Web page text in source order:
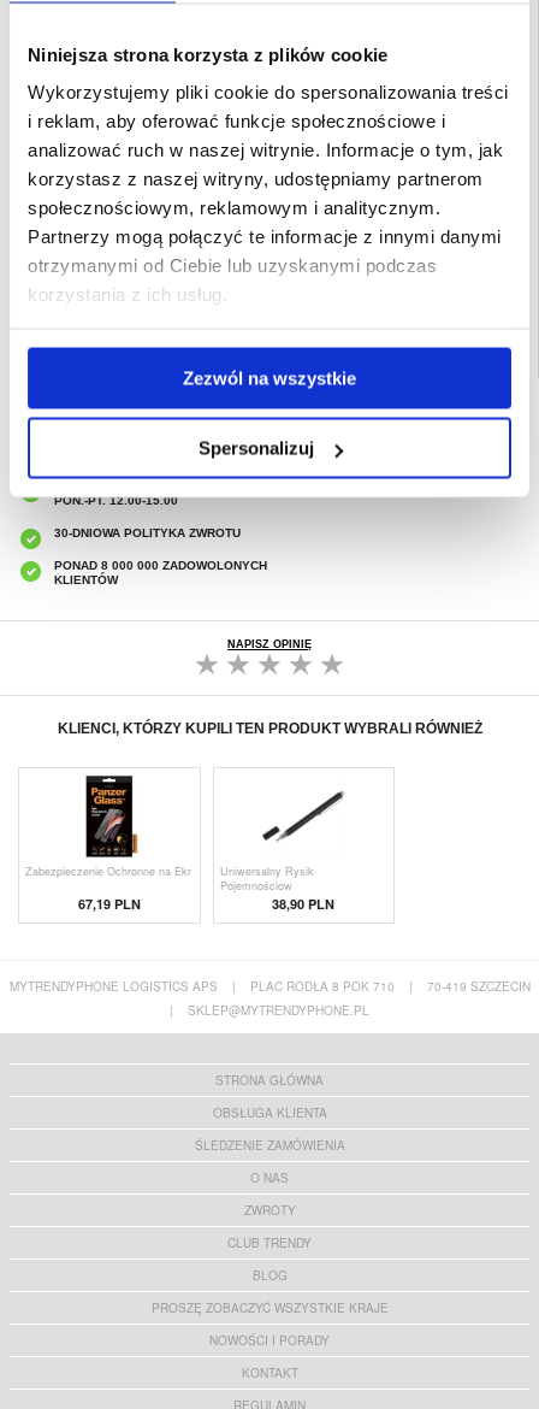
Niniejsza strona korzysta z plików cookie
Wykorzystujemy pliki cookie do spersonalizowania treści
i reklam, aby oferować funkcje społecznościowe i
analizować ruch w naszej witrynie. Informacje o tym, jak
korzystasz z naszej witryny, udostępniamy partnerom
społecznościowym, reklamowym i analitycznym.
Partnerzy mogą połączyć te informacje z innymi danymi
otrzymanymi od Ciebie lub uzyskanymi podczas
korzystania z ich usług.
Zezwól na wszystkie
Spersonalizuj
Naprawa:
Chętnie wyręczymy Państwa w usuwaniu usterek. Nasi wykwalifikowani
wymianie uszkodzonej części urządzenie będzie działać jak nowe. Naprawy
skrócić czas oczekiwania.
Naprawa LCD i Ekranu Dotykowego iPad Pro 12.9 (2017)
tabletów,Etui & Akcesoria iPad, iPad Pro 12.9 (2. Gen) Etui & Akcesoria
SZYBKA DOSTAWA
PON.-PT. 12.00-15.00
30-DNIOWA POLITYKA ZWROTU
PONAD 8 000 000 ZADOWOLONYCH
KLIENTÓW
NAPISZ OPINIĘ
KLIENCI, KTÓRZY KUPILI TEN PRODUKT WYBRALI RÓWNIEŻ
Zabezpieczenie Ochronne na Ekr
67,19 PLN
Uniwersalny Rysik
Pojemnościow
38,90 PLN
MYTRENDYPHONE LOGISTICS APS | PLAC RODŁA 8 POK 710 |
70-419 SZCZECIN
|
SKLEP@MYTRENDYPHONE.PL
STRONA GŁÓWNA
OBSŁUGA KLIENTA
ŚLEDZENIE ZAMÓWIENIA
O NAS
ZWROTY
CLUB TRENDY
BLOG
PROSZĘ ZOBACZYĆ WSZYSTKIE KRAJE
NOWOŚCI I PORADY
KONTAKT